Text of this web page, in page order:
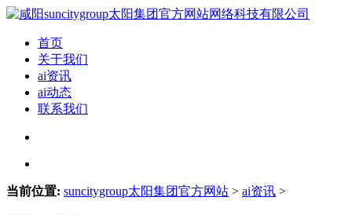
首页
关于我们
ai资讯
ai动态
联系我们
当前位置: suncitygroup太阳集团官方网站 > ai资讯 >